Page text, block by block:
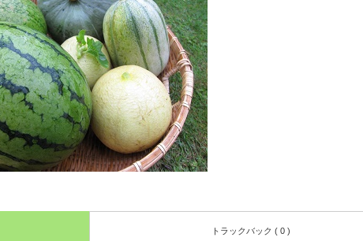
トラックバック ( 0 )